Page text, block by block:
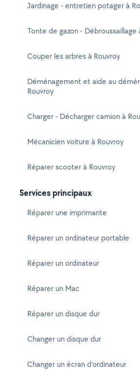
Jardinage - entretien potager à
Tonte de gazon - Débroussaillage
Couper les arbres à Rouvroy
Déménagement et aide au
Rouvroy
Charger - Décharger camion à
Mécanicien voiture à Rouvroy
Réparer scooter à Rouvroy
Services principaux
Réparer une imprimante
Réparer un ordinateur portable
Réparer un ordinateur
Réparer un Mac
Réparer un disque dur
Changer un disque dur
Changer un écran d'ordinateur